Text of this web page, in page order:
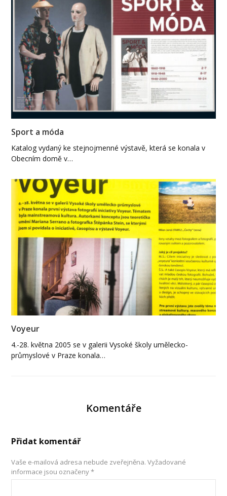
Sport a móda
Katalog vydaný ke stejnojmenné výstavě, která se konala v
Obecním domě v…
Voyeur
4.-28. května 2005 se v galerii Vysoké školy umělecko-
průmyslové v Praze konala…
Komentáře
Přidat komentář
Vaše e-mailová adresa nebude zveřejněna. Vyžadované
informace jsou označeny*